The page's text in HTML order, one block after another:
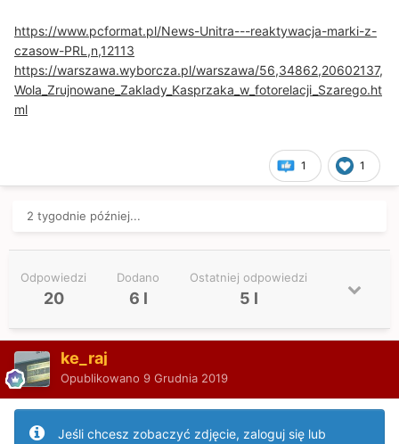
https://www.pcformat.pl/News-Unitra---reaktywacja-marki-z-
czasow-PRL,n,12113
https://warszawa.wyborcza.pl/warszawa/56,34862,20602137,
Wola_Zrujnowane_Zaklady_Kasprzaka_w_fotorelacji_Szarego.ht
ml
1 1
2 tygodnie później...
Odpowiedzi
20
Dodano
6 l
Ostatniej odpowiedzi
5 l
ke_raj
Opublikowano 9 Grudnia 2019
Jeśli chcesz zobaczyć zdjęcie, zaloguj się lub